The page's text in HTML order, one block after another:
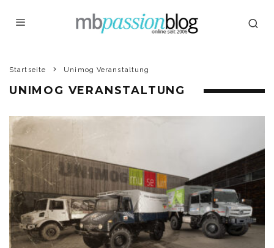
Startseite Unimog Veranstaltung
UNIMOG VERANSTALTUNG